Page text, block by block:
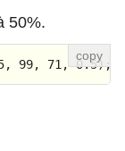
50%.
99, 71, 0.5);"